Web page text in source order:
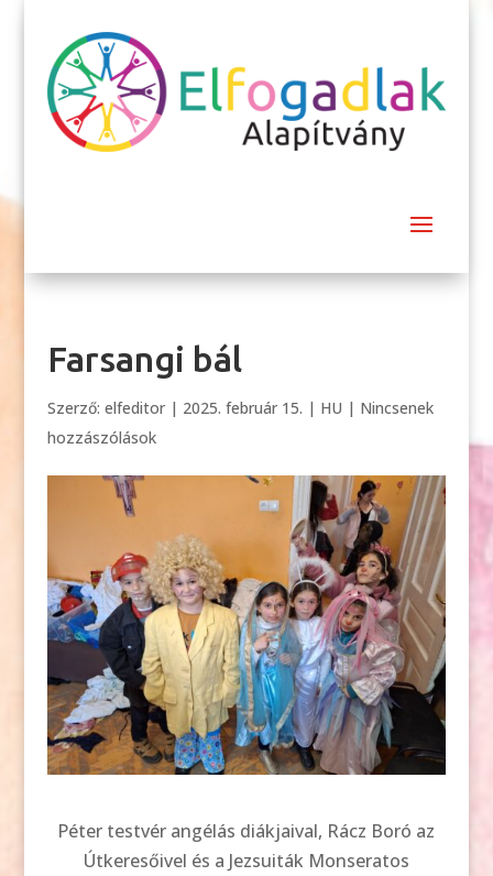
Farsangi bál
Szerző: elfeditor| 2025. február 15. | HU | Nincsenek
hozzászólások
Péter testvér angélás diákjaival, Rácz Boró az
Útkeresőivel és a Jezsuiták Monseratos